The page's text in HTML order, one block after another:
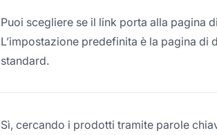
Puoi scegliere se il link porta alla pagina
L’impostazione predefinita è la pagina
standard.
Sì, cercando i prodotti tramite parole